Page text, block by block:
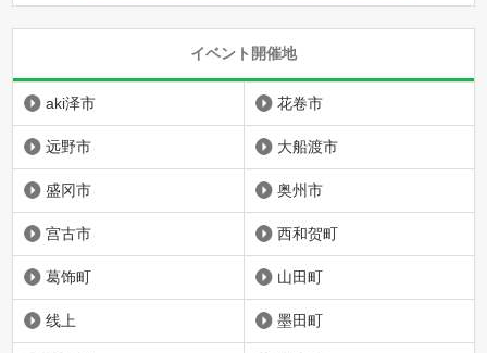
イベント開催地
aki泽市 花卷市
远野市 大船渡市
盛冈市 奥州市
宫古市 西和贺町
葛饰町 山田町
线上 墨田町